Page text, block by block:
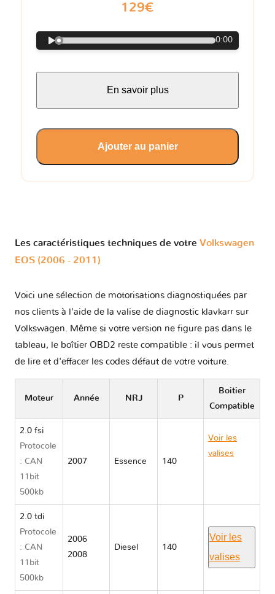
129€
0:00
En savoir plus
Ajouter au panier
Les caractéristiques techniques de votre Volkswagen
EOS (2006 - 2011)
Voici une sélection de motorisations diagnostiquées par
nos clients à l'aide de la valise de diagnostic klavkarr sur
Volkswagen. Même si votre version ne figure pas dans le
tableau, le boîtier OBD2 reste compatible : il vous permet
de lire et d'effacer les codes défaut de votre voiture.
Moteur Année NRJ P
Boitier
Compatible
2.0 fsi
Protocole
: CAN
11bit
500kb
2007 Essence 140
Voir les
valises
2.0 tdi
Protocole
: CAN
11bit
500kb
2006
2008
Diesel 140
Voir les
valises